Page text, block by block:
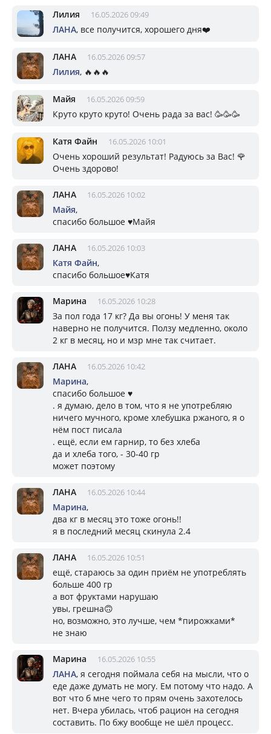
Лилия 16.05.2026 09:49
ЛАНА, все получится, хорошего дня❤️
ЛАНА 16.05.2026 09:57
Лилия, 🔥🔥🔥
Майя 16.05.2026 09:59
Круто круто круто! Очень рада за вас! 🥳🥳🥳
Катя Файн 16.05.2026 10:01
Очень хороший результат! Радуюсь за Вас! 🌹
Очень здорово!
ЛАНА 16.05.2026 10:02
Майя,
спасибо большое ♥️Майя
ЛАНА 16.05.2026 10:03
Катя Файн,
спасибо большое♥️Катя
Марина 16.05.2026 10:28
За пол года 17 кг? Да вы огонь! У меня так
наверно не получится. Ползу медленно, около
2 кг в месяц, но и мзр мне так считает.
ЛАНА 16.05.2026 10:42
Марина,
спасибо большое ♥️
. я думаю, дело в том, что я не употребляю
ничего мучного, кроме хлебушка ржаного, я о
нём пост писала
. ещё, если ем гарнир, то без хлеба
да и хлеба того, - 30-40 гр
может поэтому
ЛАНА 16.05.2026 10:44
Марина,
два кг в месяц это тоже огонь!!
я в последний месяц скинула 2.4
ЛАНА 16.05.2026 10:51
ещё, стараюсь за один приём не употреблять
больше 400 гр
а вот фруктами нарушаю
увы, грешна🙃
но, возможно, это лучше, чем *пирожками*
не знаю
Марина 16.05.2026 10:55
ЛАНА, я сегодня поймала себя на мысли, что о
еде даже думать не могу. Ем потому что надо. А
вот что б мне чего то прям очень захотелось
нет. Вчера убилась, чтоб рацион на сегодня
составить. По бжу вообще не шёл процесс.